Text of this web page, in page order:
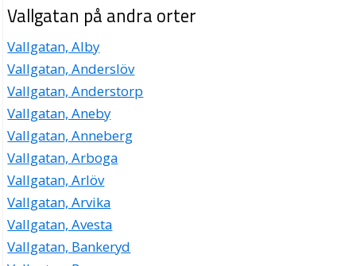
Vallgatan på andra orter
Vallgatan, Alby
Vallgatan, Anderslöv
Vallgatan, Anderstorp
Vallgatan, Aneby
Vallgatan, Anneberg
Vallgatan, Arboga
Vallgatan, Arlöv
Vallgatan, Arvika
Vallgatan, Avesta
Vallgatan, Bankeryd